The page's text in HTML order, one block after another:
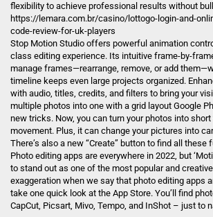
flexibility to achieve professional results without
https://lemara.com.br/casino/lottogo-login-and-
code-review-for-uk-players
Stop Motion Studio offers powerful animation
class editing experience. Its intuitive frame-by-
manage frames—rearrange, remove, or add
timeline keeps even large projects organized.
with audio, titles, credits, and filters to bring your
multiple photos into one with a grid layout Google
new tricks. Now, you can turn your photos into
movement. Plus, it can change your pictures into
There’s also a new “Create” button to find all these
Photo editing apps are everywhere in 2022, but
to stand out as one of the most popular and
exaggeration when we say that photo editing apps
take one quick look at the App Store. You’ll find
CapCut, Picsart, Mivo, Tempo, and InShot – just to